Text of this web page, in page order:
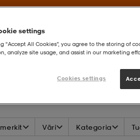
Väri Kategoria
settings
“Accept All Cookies”, you agree to the storing of
analyze site usage, and assist in our marketing
Cookies settings